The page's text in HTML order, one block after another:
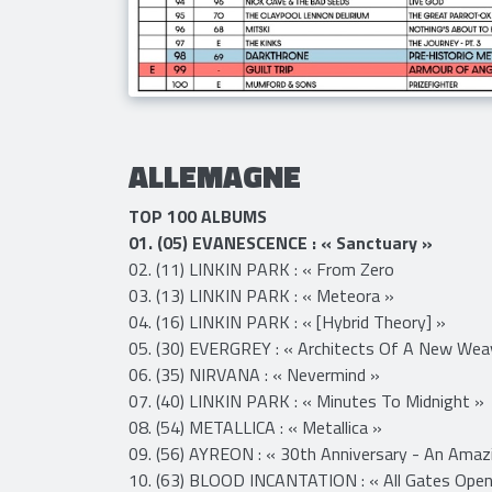
ALLEMAGNE
TOP 100 ALBUMS
01. (05) EVANESCENCE : « Sanctuary »
02. (11) LINKIN PARK : « From Zero
03. (13) LINKIN PARK : « Meteora »
​​04. (16) LINKIN PARK : « [Hybrid Theory] »
05. (30) EVERGREY : « Architects Of A New
06. (35) NIRVANA : « Nevermind »
​​07. (40) LINKIN PARK : « Minutes To Midnight »